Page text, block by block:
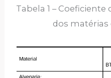
Tabela 1 –
dos